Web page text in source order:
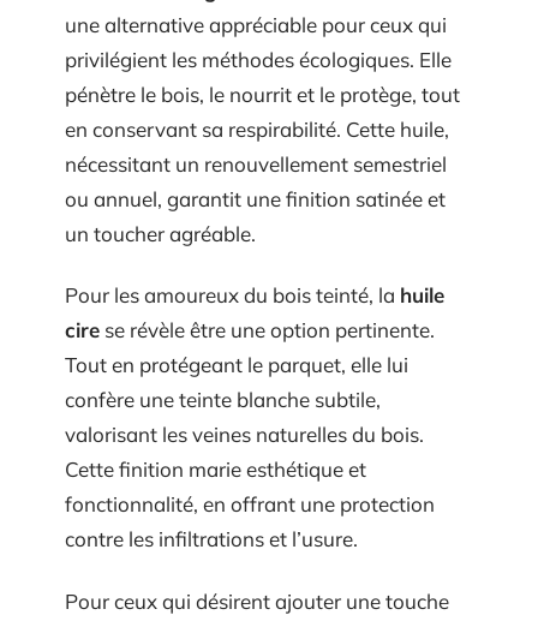
une alternative appréciable pour ceux qui
privilégient les méthodes écologiques. Elle
pénètre le bois, le nourrit et le protège, tout
en conservant sa respirabilité. Cette huile,
nécessitant un renouvellement semestriel
ou annuel, garantit une finition satinée et
un toucher agréable.
Pour les amoureux du bois teinté, la huile
cire se révèle être une option pertinente.
Tout en protégeant le parquet, elle lui
confère une teinte blanche subtile,
valorisant les veines naturelles du bois.
Cette finition marie esthétique et
fonctionnalité, en offrant une protection
contre les infiltrations et l’usure.
Pour ceux qui désirent ajouter une touche